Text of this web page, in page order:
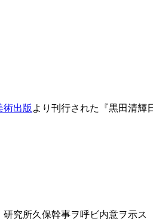
術出版 より刊行された『黒田清輝
久保幹事ヲ呼ビ内意ヲ示ス